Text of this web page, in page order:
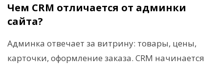
Чем CRM отличается от админки
сайта?
Админка отвечает за витрину: товары, цены,
карточки, оформление заказа. CRM начинается